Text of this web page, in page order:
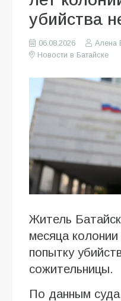
убийства
06.08.2026
Алена
Новости в Батайске
Житель
месяца
попытку
сожительницы.
По данным